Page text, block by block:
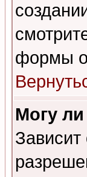
формы
Могу